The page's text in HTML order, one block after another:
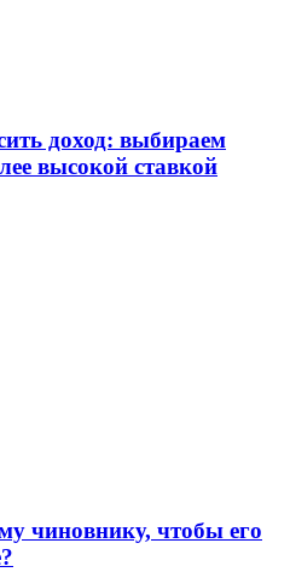
доход: выбираем
высокой ставкой
чиновнику, чтобы его